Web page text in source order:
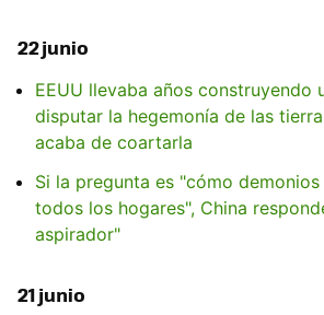
22 junio
EEUU llevaba años construyendo
disputar la hegemonía de las
acaba de coartarla
Si la pregunta es "cómo
todos los hogares", China
aspirador"
21 junio